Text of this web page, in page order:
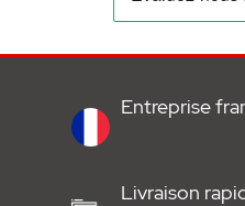
• Appareil photo :
horizontal de 60°
Entreprise
Livraison